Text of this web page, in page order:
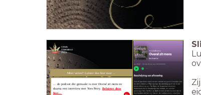
Meer weten? Luister dan hier naar ...
... de podcast die gemaakt is over Overal zit mens en
daarna een interview met Yves Petry. Beluister deze
hier...